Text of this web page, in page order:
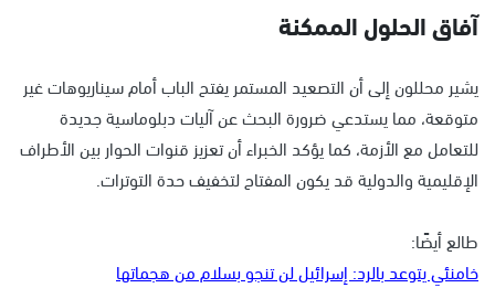
آفاق الحلول الممكنة
يشير محللون إلى أن التصعيد المستمر يفتح الباب أمام سيناريوهات غير
متوقعة، مما يستدعي ضرورة البحث عن آليات دبلوماسية جديدة
للتعامل مع الأزمة، كما يؤكد الخبراء أن تعزيز قنوات الحوار بين الأطراف
الإقليمية والدولية قد يكون المفتاح لتخفيف حدة التوترات.
طالع أيضًا:
خامنئي يتوعد بالرد: إسرائيل لن تنجو بسلام من هجماتها